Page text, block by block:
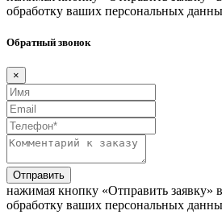
обработку ваших персональных
Обратный звонок
×
Отправить
нажимая кнопку «Отправить заявку»
обработку ваших персональных